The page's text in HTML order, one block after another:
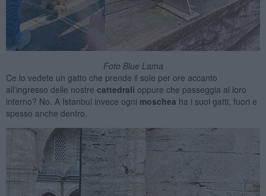
Foto Blue Lama
Ce lo vedete un gatto che prende il sole per ore accanto
all'ingresso delle nostre cattedrali oppure che passeggia al loro
interno? No. A Istanbul invece ogni moschea ha i suoi gatti, fuori e
spesso anche dentro.